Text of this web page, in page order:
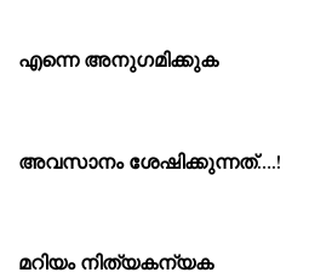
എന്നെ അനുഗമിക്കുക
അവസാനം ശേഷിക്കുന്നത്….!
മറിയം നിത്യകന്യക